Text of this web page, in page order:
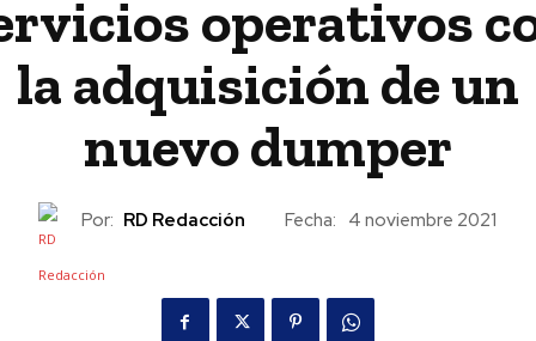
operativos
la adquisición de un
nuevo dumper
Por: RD Redacción Fecha: 4 noviembre 2021